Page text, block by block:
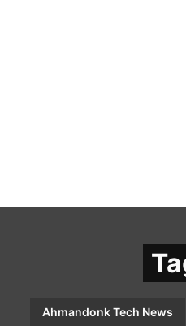
Ahmandonk Tech News